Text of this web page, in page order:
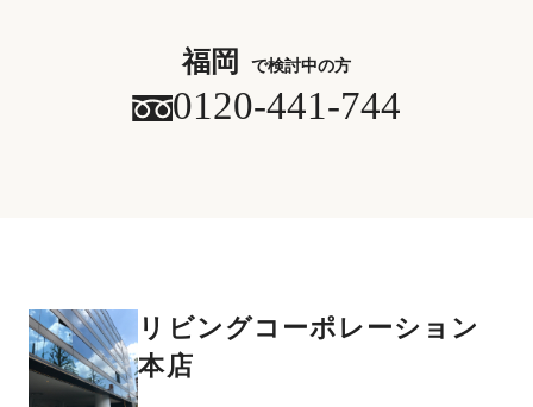
福岡 で検討中の方
0120-441-744
リビングコーポレーション
本店